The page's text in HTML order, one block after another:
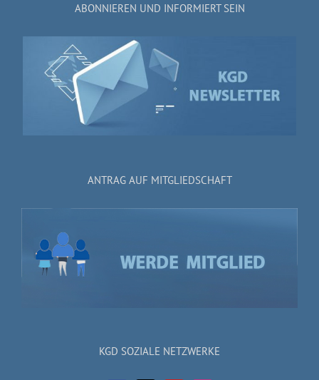
ABONNIEREN UND INFORMIERT SEIN
ANTRAG AUF MITGLIEDSCHAFT
KGD SOZIALE NETZWERKE